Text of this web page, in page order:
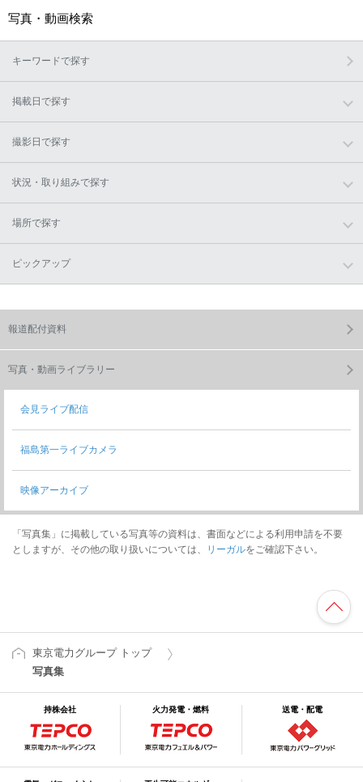
写真・動画検索
キーワードで探す
掲載日で探す
撮影日で探す
状況・取り組みで探す
場所で探す
ピックアップ
報道配付資料
写真・動画ライブラリー
会見ライブ配信
福島第一ライブカメラ
映像アーカイブ
「写真集」に掲載している写真等の資料は、書面などによる利用申請を不要
としますが、その他の取り扱いについては、
リーガルをご確認下さい。
東京電力グループ トップ
写真集
持株会社 火力発電・燃料 送電・配電